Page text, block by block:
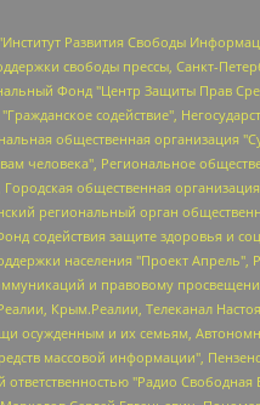
ответственностью "Данное сообщение", Общество с ограниченной ответственностью Издательский дом "Новая глава", Айнбиндер Александра Александровна, Московский комьюнити-центр для ЛГБТ+инициатив, Благотворительный фонд развития филантропии, Deutsche Welle (Германия, Kurt-Schumacher-Strasse 3, 53113 Bonn), Борзунова Мария Михайловна, Воробьев Виктор Викторович, Голубева Анна Львовна, Константинова Алла Михайловна, Малкова Ирина Владимировна, Мурадов Мурад Абдулгалимович, Осетинская Елизавета Николаевна, Понасенков Евгений Николаевич, Ганапольский Матвей Юрьевич, Киселев Евгений Алексеевич, Борухович Ирина Григорьевна, Дремин Иван Тимофеевич, Дубровский Дмитрий Викторович, Красноярская региональная общественная организация поддержки и развития альтернативных образовательных технологий и межкультурных коммуникаций "ИНТЕРРА", Маяковская Екатерина Алексеевна, Фейгин Марк Захарович, Филимонов Андрей Викторович, Дзугкоева Регина Николаевна, Доброхотов Роман Александрович, Дудь Юрий Александрович, Елкин Сергей Владимирович, Кругликов Кирилл Игоревич, Сабунаева Мария Леонидовна, Семенов Алексей Владимирович, Шаинян Карен Багратович, Шульман Екатерина Михайловна, Асафьев Артур Валерьевич, Вахштайн Виктор Семенович, Венедиктов Алексей Алексеевич, Лушникова Екатерина Евгеньевна, Волков Леонид Михайлович, Невзоров Александр Глебович, Пархоменко Сергей Борисович, Сироткин Ярослав Николаевич, Кара-Мурза Владимир Владимирович, Баранова Наталья Владимировна, Гозман Леонид Яковлевич, Кагарлицкий Борис Юльевич, Климарев Михаил Валерьевич, Милов Владимир